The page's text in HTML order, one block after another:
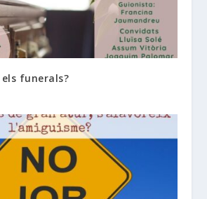
els funerals?